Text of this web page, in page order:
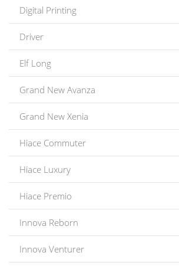
Digital Printing
Driver
Elf Long
Grand New Avanza
Grand New Xenia
Hiace Commuter
Hiace Luxury
Hiace Premio
Innova Reborn
Innova Venturer